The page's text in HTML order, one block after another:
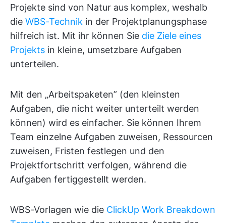
Projekte sind von Natur aus komplex, weshalb
die WBS-Technik in der Projektplanungsphase
hilfreich ist. Mit ihr können Sie die Ziele eines
Projekts in kleine, umsetzbare Aufgaben
unterteilen.
Mit den „Arbeitspaketen” (den kleinsten
Aufgaben, die nicht weiter unterteilt werden
können) wird es einfacher. Sie können Ihrem
Team einzelne Aufgaben zuweisen, Ressourcen
zuweisen, Fristen festlegen und den
Projektfortschritt verfolgen, während die
Aufgaben fertiggestellt werden.
WBS-Vorlagen wie die ClickUp Work Breakdown